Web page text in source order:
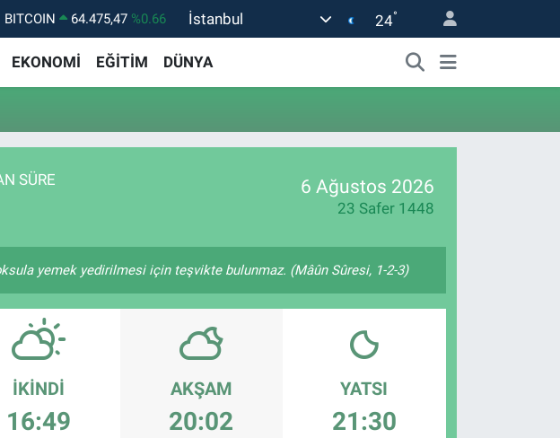
BITCOIN 64.475,47 %0.66
47,5971
%0.05
EURO
55,1336 %0.18
ALTIN
6527.85 %0.54
BİST100
İstanbul 24°
EKONOMİ EĞİTİM DÜNYA
SÜRE 6 Ağustos 2026
23 Safer 1448
yemek yedirilmesi için teşvikte bulunmaz. (Mâûn Sûresi, 1-2-3)
İKINDI
16:49
AKŞAM
20:02
YATSI
21:30